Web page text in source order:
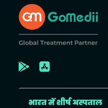
भारत में शीर्ष अस्पताल